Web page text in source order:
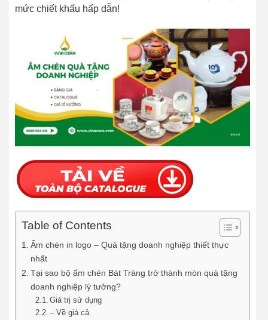
mức chiết khấu hấp dẫn!
Table of Contents
Ấm chén in logo – Quà tặng doanh nghiệp thiết thực
nhất
Tại sao bộ ấm chén Bát Tràng trở thành món quà tặng
doanh nghiệp lý tưởng?
Giá trị sử dụng
– Về giá cả